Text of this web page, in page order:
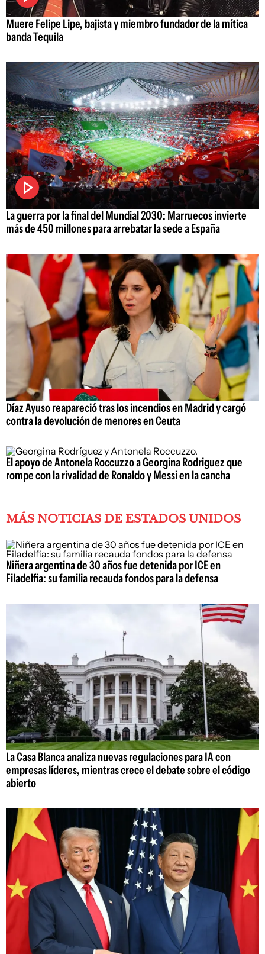
Muere Felipe Lipe, bajista y miembro fundador de la mítica
banda Tequila
La guerra por la final del Mundial 2030: Marruecos invierte
más de 450 millones para arrebatar la sede a España
Díaz Ayuso reapareció tras los incendios en Madrid y cargó
contra la devolución de menores en Ceuta
El apoyo de Antonela Roccuzzo a Georgina Rodriguez que
rompe con la rivalidad de Ronaldo y Messi en la cancha
MÁS NOTICIAS DE ESTADOS UNIDOS
Niñera argentina de 30 años fue detenida por ICE en
Filadelfia: su familia recauda fondos para la defensa
La Casa Blanca analiza nuevas regulaciones para IA con
empresas líderes, mientras crece el debate sobre el código
abierto